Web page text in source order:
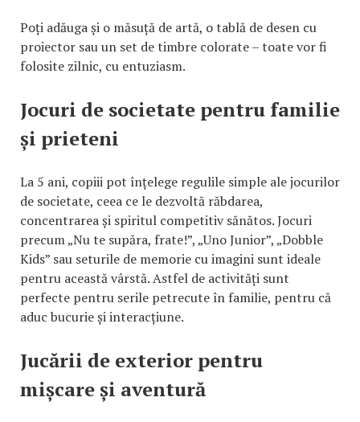
Poți adăuga și o măsuță de artă, o tablă de desen cu
proiector sau un set de timbre colorate – toate vor fi
folosite zilnic, cu entuziasm.
Jocuri de societate pentru familie
și prieteni
La 5 ani, copiii pot înțelege regulile simple ale jocurilor
de societate, ceea ce le dezvoltă răbdarea,
concentrarea și spiritul competitiv sănătos. Jocuri
precum „Nu te supăra, frate!”, „Uno Junior”, „Dobble
Kids” sau seturile de memorie cu imagini sunt ideale
pentru această vârstă. Astfel de activități sunt
perfecte pentru serile petrecute în familie, pentru că
aduc bucurie și interacțiune.
Jucării de exterior pentru
mișcare și aventură